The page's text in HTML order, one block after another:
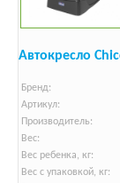
Автокресло
Бренд:
Артикул:
Производитель:
Вес:
Вес ребенка, кг:
Вес с упаковкой, кг: